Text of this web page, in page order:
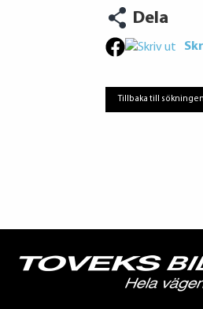
Dela
Tillbaka till sökningen